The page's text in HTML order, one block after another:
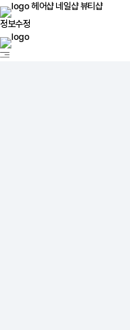
헤어샵 네일샵뷰티샵
정보수정